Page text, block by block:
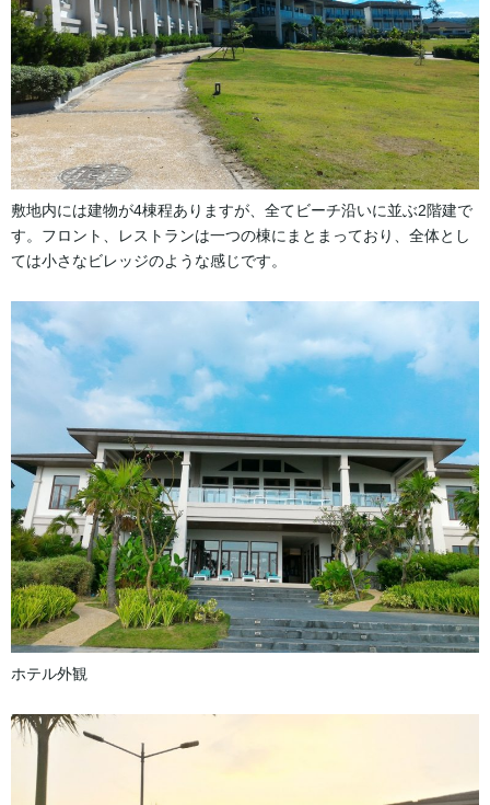
敷地内には建物が4棟程ありますが、全てビーチ沿いに並ぶ2階建で
す。フロント、レストランは一つの棟にまとまっており、全体とし
ては小さなビレッジのような感じです。
ホテル外観